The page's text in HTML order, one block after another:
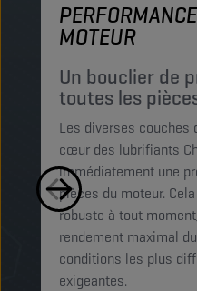
MOTEUR
Un bouclier de
toutes les
Les diverses couches
cœur des lubrifiants
immédiatement une
pièces du moteur.
robuste à tout
rendement maximal
conditions les plus
exigeantes.